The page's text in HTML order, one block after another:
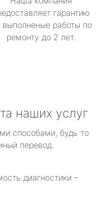
гарантию
выполненые работы по
ремонту до 2 лет.
наших услуг
способами, будь то
перевод.
диагностики –